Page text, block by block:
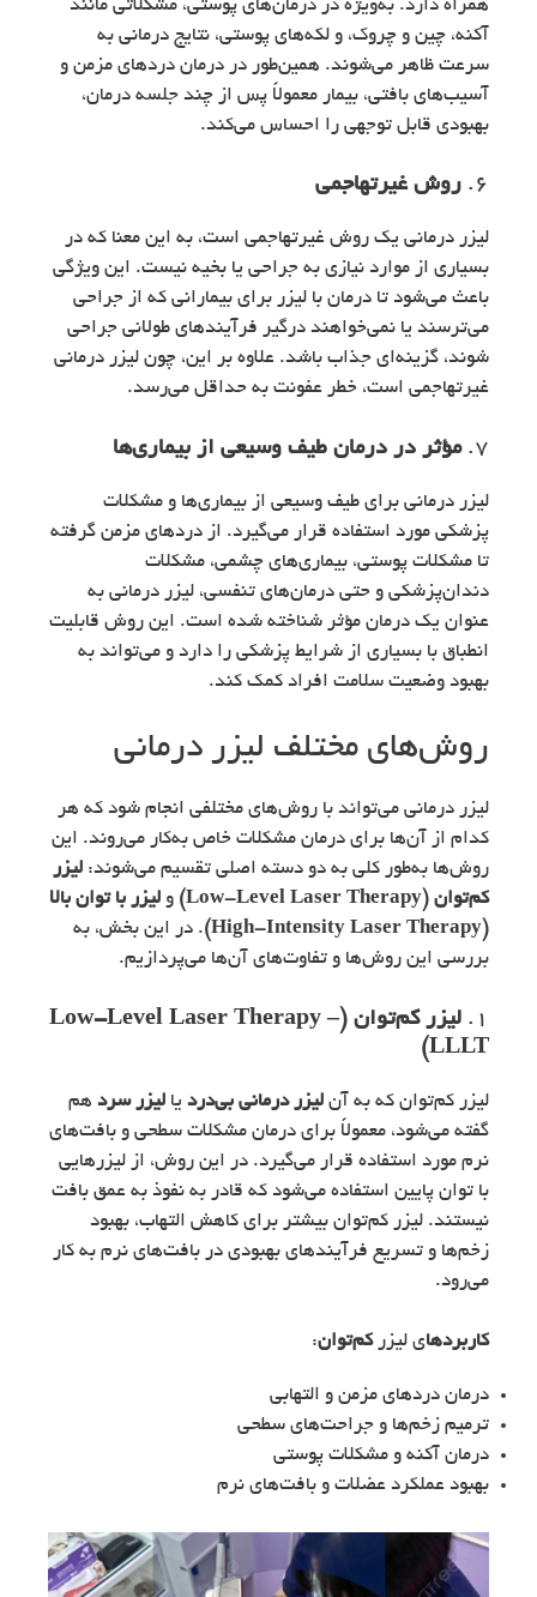
همراه دارد. به‌ویژه در درمان‌های پوستی، مشکلاتی مانند
آکنه، چین و چروک، و لکه‌های پوستی، نتایج درمانی به
سرعت ظاهر می‌شوند. همین‌طور در درمان دردهای مزمن و
آسیب‌های بافتی، بیمار معمولاً پس از چند جلسه درمان،
بهبودی قابل توجهی را احساس می‌کند.
6. روش غیرتهاجمی
لیزر درمانی یک روش غیرتهاجمی است، به این معنا که در
بسیاری از موارد نیازی به جراحی یا بخیه نیست. این ویژگی
باعث می‌شود تا درمان با لیزر برای بیمارانی که از جراحی
می‌ترسند یا نمی‌خواهند درگیر فرآیندهای طولانی جراحی
شوند، گزینه‌ای جذاب باشد. علاوه بر این، چون لیزر درمانی
غیرتهاجمی است، خطر عفونت به حداقل می‌رسد.
7. مؤثر در درمان طیف وسیعی از بیماری‌ها
لیزر درمانی برای طیف وسیعی از بیماری‌ها و مشکلات
پزشکی مورد استفاده قرار می‌گیرد. از دردهای مزمن گرفته
تا مشکلات پوستی، بیماری‌های چشمی، مشکلات
دندان‌پزشکی و حتی درمان‌های تنفسی، لیزر درمانی به
عنوان یک درمان مؤثر شناخته شده است. این روش قابلیت
انطباق با بسیاری از شرایط پزشکی را دارد و می‌تواند به
بهبود وضعیت سلامت افراد کمک کند.
روش‌های مختلف لیزر درمانی
لیزر درمانی می‌تواند با روش‌های مختلفی انجام شود که هر
کدام از آن‌ها برای درمان مشکلات خاص به‌کار می‌روند. این
روش‌ها به‌طور کلی به دو دسته اصلی تقسیم می‌شوند: لیزر
کم‌توان (Low-Level Laser Therapy)
و لیزر با توان بالا
(High-Intensity Laser Therapy)
. در این بخش، به
بررسی این روش‌ها و تفاوت‌های آن‌ها می‌پردازیم.
1.
لیزر کم‌توان (Low-Level Laser Therapy –
LLLT)
لیزر کم‌توان که به آن لیزر درمانی بی‌درد یا لیزر سرد هم
گفته می‌شود، معمولاً برای درمان مشکلات سطحی و بافت‌های
نرم مورد استفاده قرار می‌گیرد. در این روش، از لیزرهایی
با توان پایین استفاده می‌شود که قادر به نفوذ به عمق بافت
نیستند. لیزر کم‌توان بیشتر برای کاهش التهاب، بهبود
زخم‌ها و تسریع فرآیندهای بهبودی در بافت‌های نرم به کار
می‌رود.
کاربردهای لیزرکم‌توان:
درمان دردهای مزمن و التهابی
ترمیم زخم‌ها و جراحت‌های سطحی
درمان آکنه و مشکلات پوستی
بهبود عملکرد عضلات و بافت‌های نرم